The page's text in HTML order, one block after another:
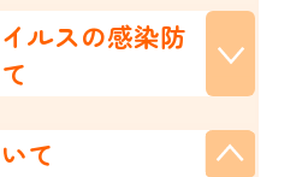
ルスの感染防
て